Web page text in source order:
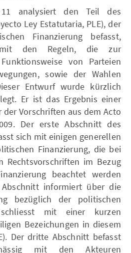
11 analysiert den Teil des
Ley Estatutaria, PLE), der
Finanzierung befasst,
den Regeln, die zur
von Parteien
sowie der Wahlen
Entwurf wurde kürzlich
Er ist das Ergebnis einer
Vorschriften aus dem Acto
Der erste Abschnitt des
sich mit einigen generellen
Finanzierung, die bei
Rechtsvorschriften im Bezug
beachtet werden
informiert über die
bezüglich der politischen
mit einer kurzen
Bezeichungen in diesem
Der dritte Abschnitt befasst
mit den Akteuren